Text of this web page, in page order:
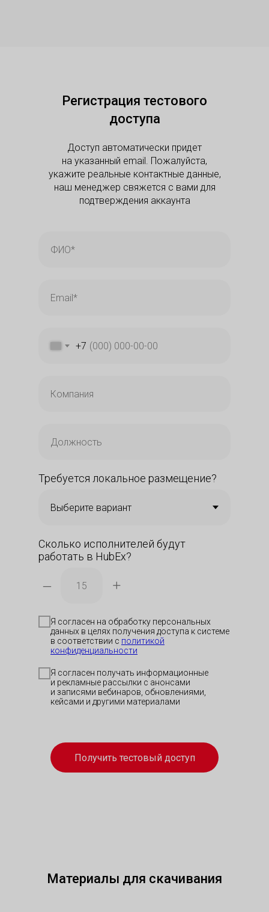
+7
Требуется локальное размещение?
Сколько исполнителей будут
работать в HubEx?
– +
Я согласен на обработку персональных
данных в целях получения доступа к системе
в соответствии с политикой
конфиденциальности
Я согласен получать информационные
и рекламные рассылки с анонсами
и записями вебинаров, обновлениями,
кейсами и другими материалами
Получить тестовый доступ
Регистрация тестового
доступа
Доступ автоматически придет
на указанный email. Пожалуйста,
укажите реальные контактные данные,
наш менеджер свяжется с вами для
подтверждения аккаунта
Материалы для скачивания